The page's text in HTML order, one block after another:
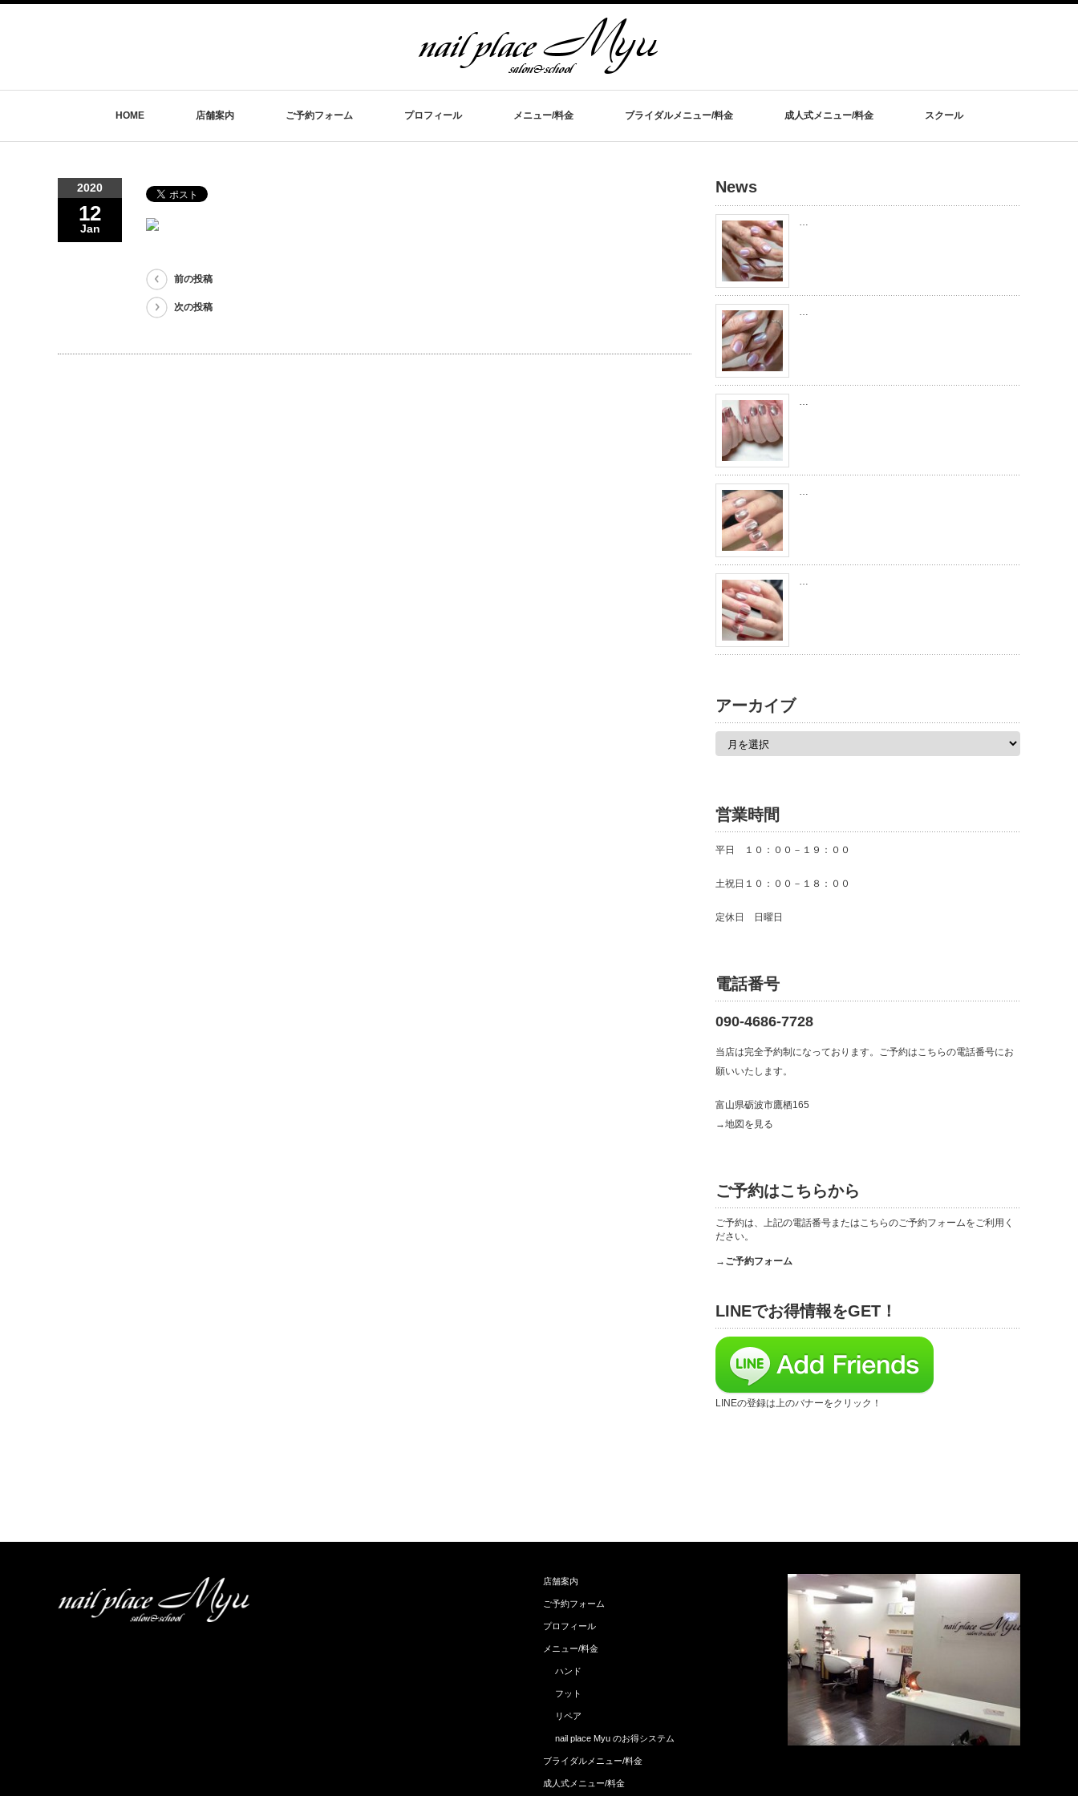
HOME 店舗案内 ご予約フォーム プロフィール メニュー/料金 ブライダルメニュー/料金 成人式メニュー/料金 スクール
2020
12
Jan
前の投稿
次の投稿
News
…
…
…
…
…
アーカイブ
営業時間
平日 １０：００－１９：００
土祝日１０：００－１８：００
定休日 日曜日
電話番号
090-4686-7728
当店は完全予約制になっております。ご予約はこちらの電話番号にお
願いいたします。
富山県砺波市鷹栖165
→地図を見る
ご予約はこちらから
ご予約は、上記の電話番号またはこちらのご予約フォームをご利用く
ださい。
→ご予約フォーム
LINEでお得情報をGET！
LINEの登録は上のバナーをクリック！
店舗案内
ご予約フォーム
プロフィール
メニュー/料金
ハンド
フット
リペア
nail place Myu のお得システム
ブライダルメニュー/料金
成人式メニュー/料金